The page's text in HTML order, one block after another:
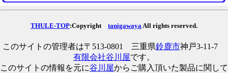
THULE-TOP:Copyright tanigawayaAll rights reserved.
このサイトの管理者は〒513-0801 三重県鈴鹿市神戸3-11-7
有限会社谷川屋です。
このサイトの情報を元に谷川屋からご購入頂いた製品に関して